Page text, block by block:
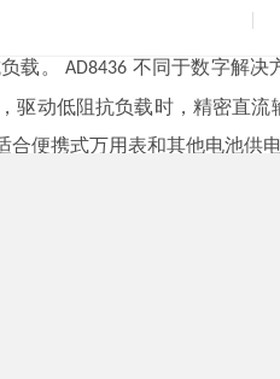
转换器
。 AD8436 不同于数字解决
，驱动低阻抗负载时，精密直
便携式万用表和其他电池供电应用